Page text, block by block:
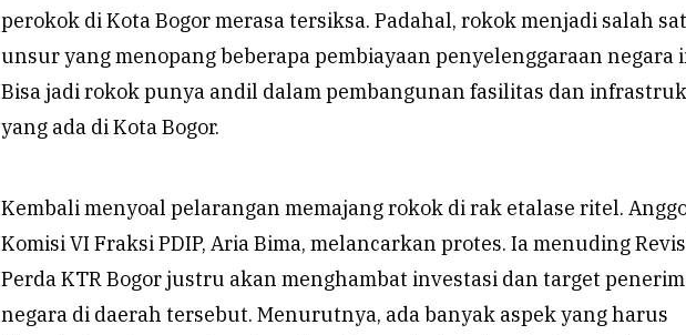
perokok di Kota Bogor merasa tersiksa. Padahal, rokok menjadi salah
unsur yang menopang beberapa pembiayaan penyelenggaraan negara
Bisa jadi rokok punya andil dalam pembangunan fasilitas dan
yang ada di Kota Bogor.
Kembali menyoal pelarangan memajang rokok di rak etalase ritel.
Komisi VI Fraksi PDIP, Aria Bima, melancarkan protes. Ia menuding
Perda KTR Bogor justru akan menghambat investasi dan target
negara di daerah tersebut. Menurutnya, ada banyak aspek yang harus